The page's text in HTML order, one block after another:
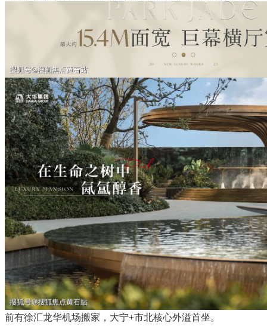
前有徐汇龙华机场搬家，大宁+市北核心外溢首坐。